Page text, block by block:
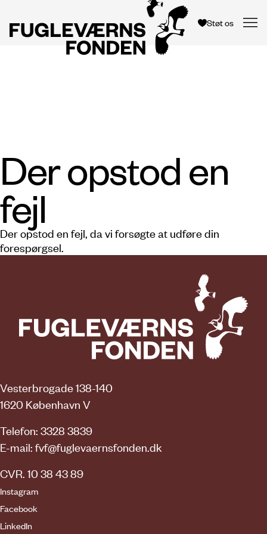
Støt os
Der opstod en
fejl
Der opstod en fejl, da vi forsøgte at udføre din
forespørgsel.
Vesterbrogade 138-140
1620 København V
Telefon: 3328 3839
E-mail: fvf@fuglevaernsfonden.dk
CVR. 10 38 43 89
Instagram
Facebook
LinkedIn